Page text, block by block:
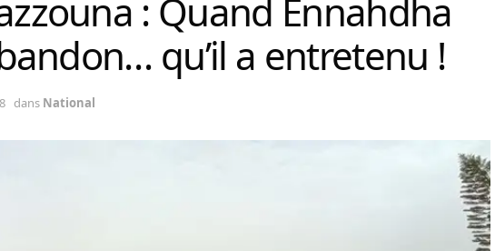
: Quand Ennahdha
qu’il a entretenu !
dans National